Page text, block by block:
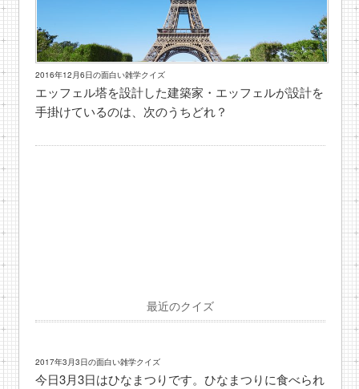
2016年12月6日の面白い雑学クイズ
エッフェル塔を設計した建築家・エッフェルが設計を
手掛けているのは、次のうちどれ？
最近のクイズ
2017年3月3日の面白い雑学クイズ
今日3月3日はひなまつりです。ひなまつりに食べられ